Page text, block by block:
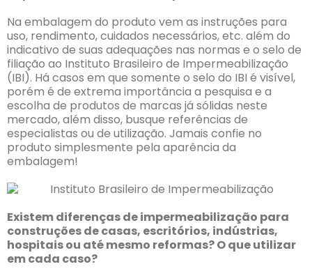
Na embalagem do produto vem as instruções para
uso, rendimento, cuidados necessários, etc. além do
indicativo de suas adequações nas normas e o selo de
filiação ao Instituto Brasileiro de Impermeabilização
(IBI). Há casos em que somente o selo do IBI é visível,
porém é de extrema importância a pesquisa e a
escolha de produtos de marcas já sólidas neste
mercado, além disso, busque referências de
especialistas ou de utilização. Jamais confie no
produto simplesmente pela aparência da
embalagem!
Existem diferenças de impermeabilização para
construções de casas, escritórios, indústrias,
hospitais ou até mesmo reformas? O que utilizar
em cada caso?